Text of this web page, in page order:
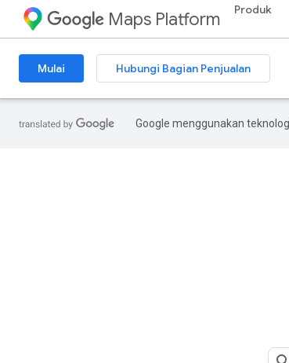
Maps Platform Produk
Mulai Hubungi Bagian Penjualan
Google menggunakan